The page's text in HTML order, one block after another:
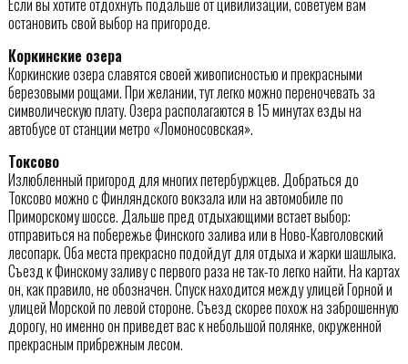
остановить свой выбор на пригороде.
Коркинские озера
Коркинские озера славятся своей живописностью и прекрасными
березовыми рощами. При желании, тут легко можно переночевать за
символическую плату. Озера располагаются в 15 минутах езды на
автобусе от станции метро «Ломоносовская».
Токсово
Излюбленный пригород для многих петербуржцев. Добраться до
Токсово можно с Финляндского вокзала или на автомобиле по
Приморскому шоссе. Дальше пред отдыхающими встает выбор:
отправиться на побережье Финского залива или в Ново-Кавголовский
лесопарк. Оба места прекрасно подойдут для отдыха и жарки шашлыка.
Съезд к Финскому заливу с первого раза не так-то легко найти. На картах
он, как правило, не обозначен. Спуск находится между улицей Горной и
улицей Морской по левой стороне. Съезд скорее похож на заброшенную
дорогу, но именно он приведет вас к небольшой полянке, окруженной
прекрасным прибрежным лесом.